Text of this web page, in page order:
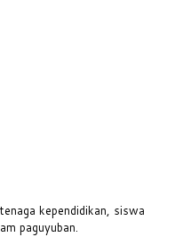
kependidikan, siswa
paguyuban.